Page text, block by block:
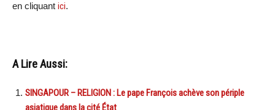
en cliquant ici.
A Lire Aussi:
SINGAPOUR – RELIGION : Le pape François achève son périple
asiatique dans la cité État